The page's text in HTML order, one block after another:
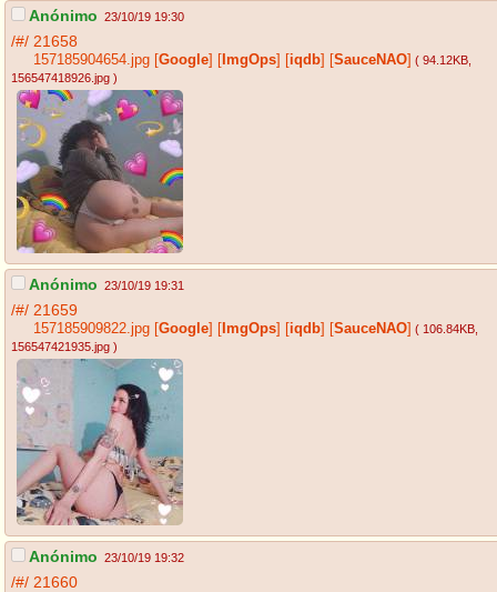
Anónimo 23/10/19 19:30
/#/ 21658
157185904654.jpg Google ImgOps iqdb SauceNAO ( 94.12KB,
156547418926.jpg )
Anónimo 23/10/19 19:31
/#/ 21659
157185909822.jpg Google ImgOps iqdb SauceNAO ( 106.84KB,
156547421935.jpg )
Anónimo 23/10/19 19:32
/#/ 21660